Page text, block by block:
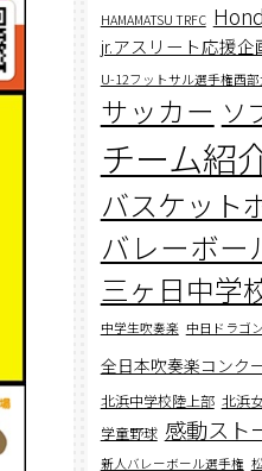
HAMAMATSU TRFC
jr.アスリート応援企
U-12フットサル選手権西部
サッカー ソ
チーム紹
バスケット
バレーボー
三ヶ日中学
中学生吹奏楽 中日ドラゴ
全日本吹奏楽コンク
北浜中学校陸上部 北浜
学童野球 感動スト
新人バレーボール選手権